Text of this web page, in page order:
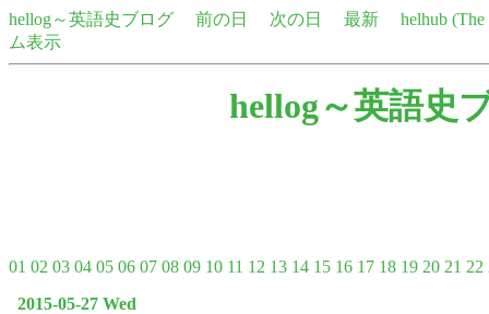
hellog～英語史ブログ 前の日 次の日 最新
helhub
ム表示
hellog～英語史
01 02 03 04 05 06 07 08 09 10 11 12 13 14 15 16 17 18 19 20 21 22
2015-05-27 Wed